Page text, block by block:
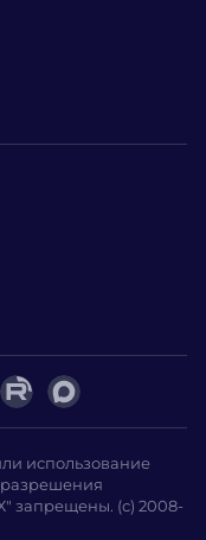
использование
разрешения
(с) 2008-